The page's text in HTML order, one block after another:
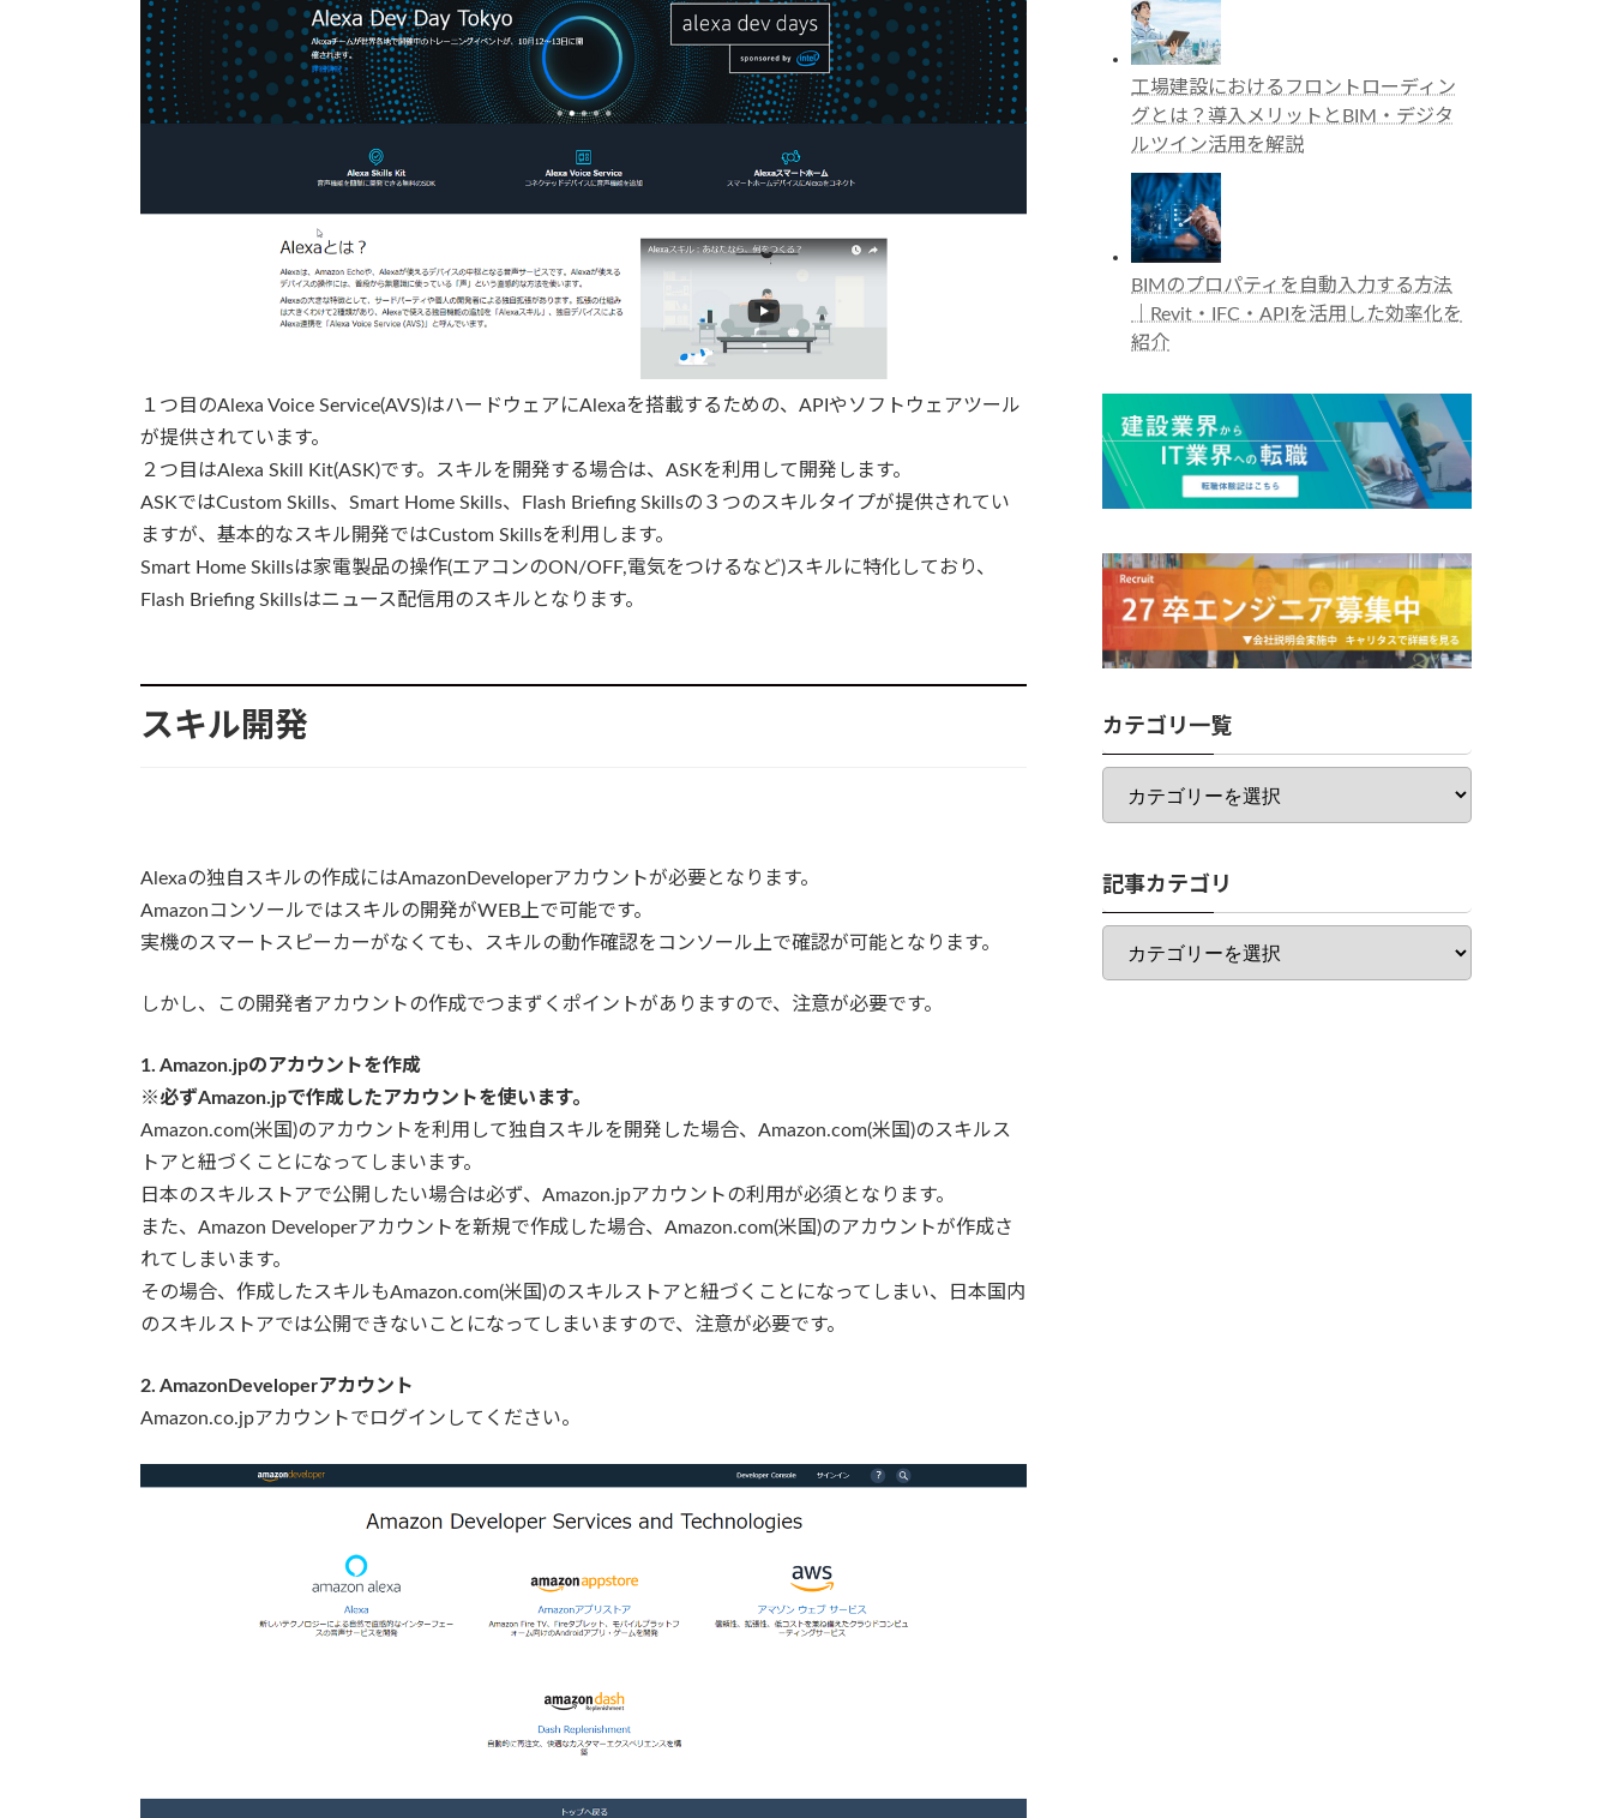
１つ目のAlexa Voice Service(AVS)はハードウェアにAlexaを搭載するための、APIやソフトウェアツール
が提供されています。
２つ目はAlexa Skill Kit(ASK)です。スキルを開発する場合は、ASKを利用して開発します。
ASKではCustom Skills、Smart Home Skills、Flash Briefing Skillsの３つのスキルタイプが提供されてい
ますが、基本的なスキル開発ではCustom Skillsを利用します。
Smart Home Skillsは家電製品の操作(エアコンのON/OFF,電気をつけるなど)スキルに特化しており、
Flash Briefing Skillsはニュース配信用のスキルとなります。
スキル開発
Alexaの独自スキルの作成にはAmazonDeveloperアカウントが必要となります。
Amazonコンソールではスキルの開発がWEB上で可能です。
実機のスマートスピーカーがなくても、スキルの動作確認をコンソール上で確認が可能となります。
しかし、この開発者アカウントの作成でつまずくポイントがありますので、注意が必要です。
1. Amazon.jpのアカウントを作成
※必ずAmazon.jpで作成したアカウントを使います。
Amazon.com(米国)のアカウントを利用して独自スキルを開発した場合、Amazon.com(米国)のスキルス
トアと紐づくことになってしまいます。
日本のスキルストアで公開したい場合は必ず、Amazon.jpアカウントの利用が必須となります。
また、Amazon Developerアカウントを新規で作成した場合、Amazon.com(米国)のアカウントが作成さ
れてしまいます。
その場合、作成したスキルもAmazon.com(米国)のスキルストアと紐づくことになってしまい、日本国内
のスキルストアでは公開できないことになってしまいますので、注意が必要です。
2. AmazonDeveloperアカウント
Amazon.co.jpアカウントでログインしてください。
工場建設におけるフロントローディン
グとは？導入メリットとBIM・デジタ
ルツイン活用を解説
BIMのプロパティを自動入力する方法
｜Revit・IFC・APIを活用した効率化を
紹介
カテゴリ一覧
カ
ゴ
一
覧
記事カテゴリ
記
カ